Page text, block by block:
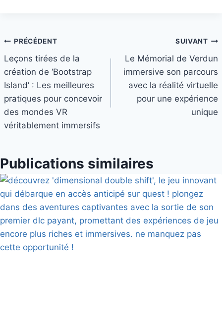
Navigation
de
l’article
PRÉCÉDENT
Leçons tirées de la
création de ‘Bootstrap
Island’ : Les meilleures
pratiques pour concevoir
des mondes VR
véritablement immersifs
SUIVANT
Le Mémorial de Verdun
immersive son parcours
avec la réalité virtuelle
pour une expérience
unique
Publications similaires